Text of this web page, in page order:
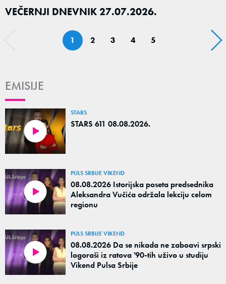
VEČERNJI DNEVNIK 27.07.2026.
1 2 3 4 5
EMISIJE
STARS
STARS 611 08.08.2026.
PULS SRBIJE VIKEND
08.08.2026 Istorijska poseta predsednika
Aleksandra Vučića održala lekciju celom
regionu
PULS SRBIJE VIKEND
08.08.2026 Da se nikada ne zaboavi srpski
logoraši iz ratova '90-tih uživo u studiju
Vikend Pulsa Srbije